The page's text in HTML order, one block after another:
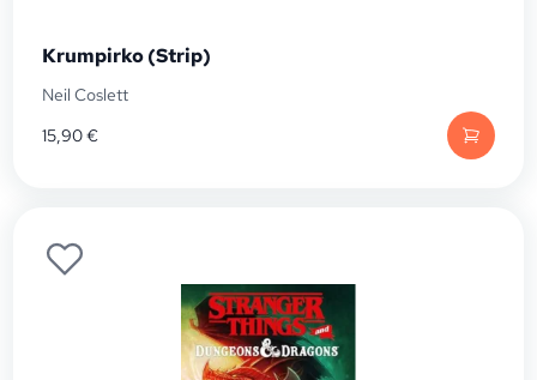
Krumpirko (Strip)
Neil Coslett
15,90€